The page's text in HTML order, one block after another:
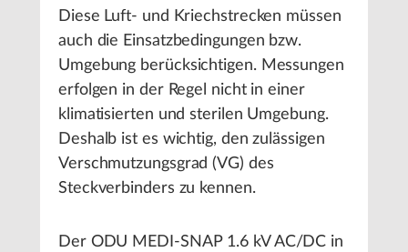
Diese Luft- und Kriechstrecken müssen
auch die Einsatzbedingungen bzw.
Umgebung berücksichtigen. Messungen
erfolgen in der Regel nicht in einer
klimatisierten und sterilen Umgebung.
Deshalb ist es wichtig, den zulässigen
Verschmutzungsgrad (VG) des
Steckverbinders zu kennen.
Der ODU MEDI-SNAP 1.6 kV AC/DC in